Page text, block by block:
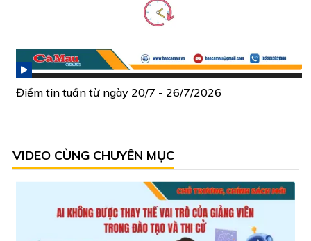
Điểm tin tuần từ ngày 20/7 - 26/7/2026
VIDEO CÙNG CHUYÊN MỤC